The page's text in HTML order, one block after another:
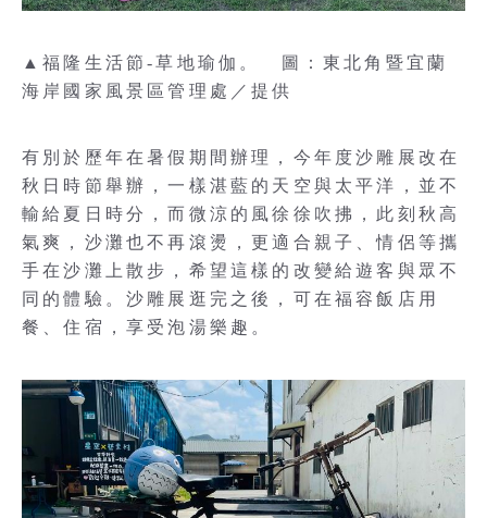
▲福隆生活節-草地瑜伽。 圖：東北角暨宜蘭
海岸國家風景區管理處／提供
有別於歷年在暑假期間辦理，今年度沙雕展改在
秋日時節舉辦，一樣湛藍的天空與太平洋，並不
輸給夏日時分，而微涼的風徐徐吹拂，此刻秋高
氣爽，沙灘也不再滾燙，更適合親子、情侶等攜
手在沙灘上散步，希望這樣的改變給遊客與眾不
同的體驗。沙雕展逛完之後，可在福容飯店用
餐、住宿，享受泡湯樂趣。